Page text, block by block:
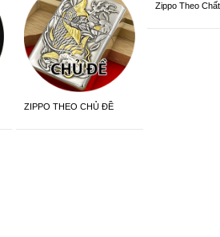
ZIPPO THEO CHỦ ĐỀ
Zippo Theo